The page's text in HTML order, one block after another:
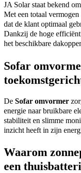
JA Solar staat bekend
Met een totaal vermogen
dat de klant optimaal
Dankzij de hoge
het beschikbare
Sofar
De Sofar omvormer
energie naar bruikbare
stabiliteit en slimme
inzicht heeft in zijn
Waarom
een